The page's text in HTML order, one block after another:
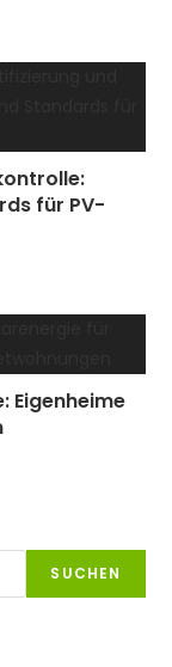
für PV-
Eigenheime
SUCHEN